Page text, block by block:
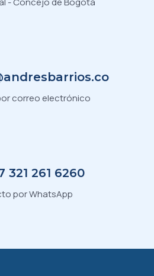
correo electrónico
321 261 6260
por WhatsApp